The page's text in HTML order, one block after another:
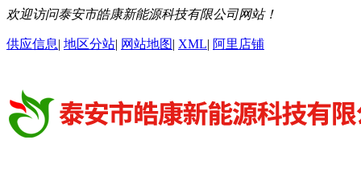
欢迎访问泰安市皓康新能源科技有限公司网站！
供应信息| 地区分站| 网站地图| XML| 阿里店铺